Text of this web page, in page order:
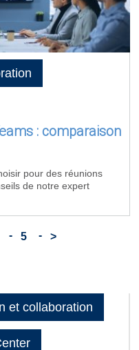
: comparaison
pour des réunions
de notre expert
5 >
et collaboration